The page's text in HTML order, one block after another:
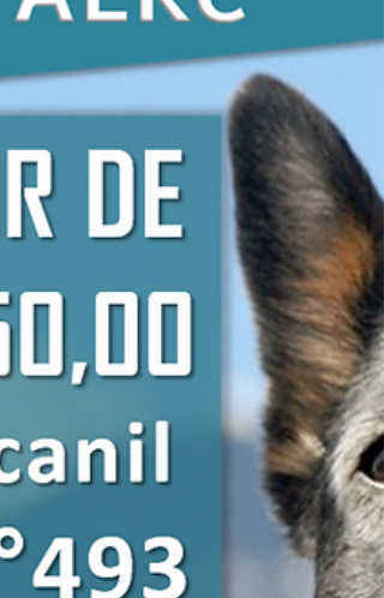
Gratidão
G R A T I D Ã O, é a palavra que estamos
usando amplamente no mês de aniversário do
ALKC, reconhecimento dos criadores é o nosso
prêmio,...